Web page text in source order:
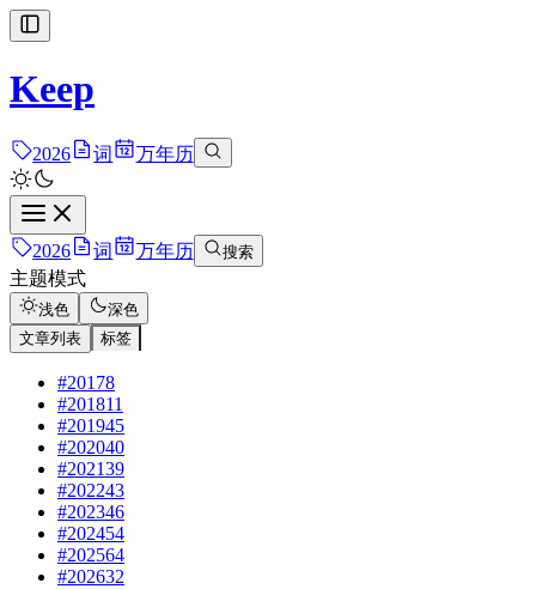
Keep
2026 词 万年历
2026 词 万年历 搜索
主题模式
浅色
深色
文章列表
标签
#20178
#201811
#201945
#202040
#202139
#202243
#202346
#202454
#202564
#202632